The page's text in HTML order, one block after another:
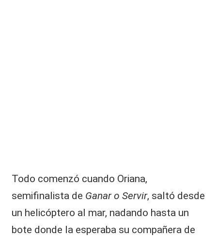
Todo comenzó cuando Oriana,
semifinalista de Ganar o Servir, saltó desde
un helicóptero al mar, nadando hasta un
bote donde la esperaba su compañera de